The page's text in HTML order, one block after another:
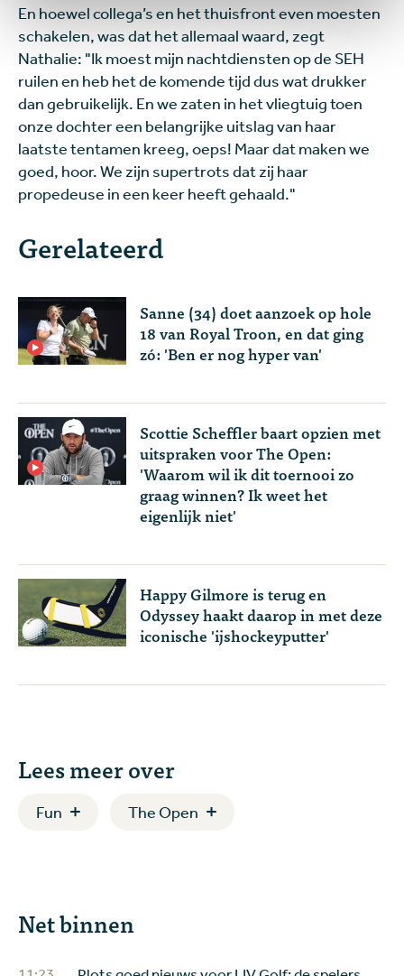
En hoewel collega’s en het thuisfront even moesten
schakelen, was dat het allemaal waard, zegt
Nathalie: "Ik moest mijn nachtdiensten op de SEH
ruilen en heb het de komende tijd dus wat drukker
dan gebruikelijk. En we zaten in het vliegtuig toen
onze dochter een belangrijke uitslag van haar
laatste tentamen kreeg, oeps! Maar dat maken we
goed, hoor. We zijn supertrots dat zij haar
propedeuse in een keer heeft gehaald."
Gerelateerd
Sanne (34) doet aanzoek op hole
18 van Royal Troon, en dat ging
zó: 'Ben er nog hyper van'
Scottie Scheffler baart opzien met
uitspraken voor The Open:
'Waarom wil ik dit toernooi zo
graag winnen? Ik weet het
eigenlijk niet'
Happy Gilmore is terug en
Odyssey haakt daarop in met deze
iconische 'ijshockeyputter'
Lees meer over
Fun The Open
Net binnen